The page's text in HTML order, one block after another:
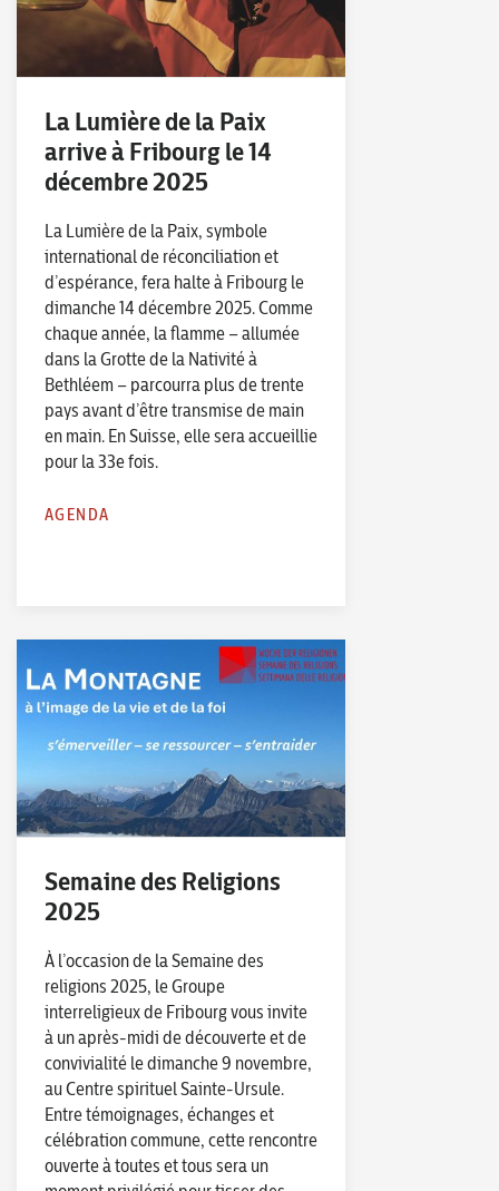
La Lumière de la Paix
arrive à Fribourg le 14
décembre 2025
La Lumière de la Paix, symbole
international de réconciliation et
d’espérance, fera halte à Fribourg le
dimanche 14 décembre 2025. Comme
chaque année, la flamme – allumée
dans la Grotte de la Nativité à
Bethléem – parcourra plus de trente
pays avant d’être transmise de main
en main. En Suisse, elle sera accueillie
pour la 33e fois.
AGENDA
Semaine des Religions
2025
À l’occasion de la Semaine des
religions 2025, le Groupe
interreligieux de Fribourg vous invite
à un après-midi de découverte et de
convivialité le dimanche 9 novembre,
au Centre spirituel Sainte-Ursule.
Entre témoignages, échanges et
célébration commune, cette rencontre
ouverte à toutes et tous sera un